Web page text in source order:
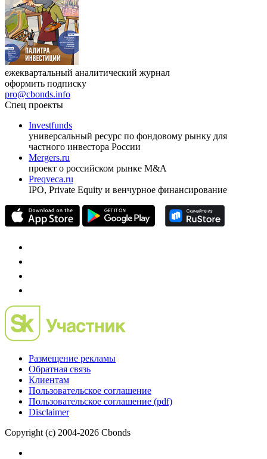
ежеквартальный аналитический журнал
оформить подписку
pro@cbonds.info
Спец проекты
Investfunds
универсальный ресурс по фондовому рынку для
частного инвестора России
Mergers.ru
проект о российском рынке M&A
Preqveca.ru
IPO, Private Equity и венчурное финансирование
Размещение рекламы
Обратная связь
Клиентам
Пользовательское соглашение
Пользовательское соглашение (pdf)
Disclaimer
Copyright (c) 2004-2026 Cbonds